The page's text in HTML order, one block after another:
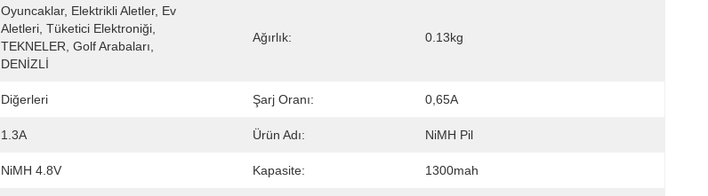
Oyuncaklar, Elektrikli Aletler, Ev
Aletleri, Tüketici Elektroniği,
TEKNELER, Golf Arabaları,
DENİZLİ
Ağırlık: 0.13kg
Diğerleri Şarj Oranı: 0,65A
1.3A Ürün Adı: NiMH Pil
NiMH 4.8V Kapasite: 1300mah